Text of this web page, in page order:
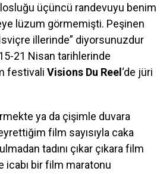
üçüncü randevuyu benim
lüzum görmemişti. Peşinen
illerinde” diyorsunuzdur
21 Nisan tarihlerinde
festivali Visions Du Reel ‘de jüri
ya da çişimle duvara
film sayısıyla caka
tadını çıkar çıkara film
bir film maratonu